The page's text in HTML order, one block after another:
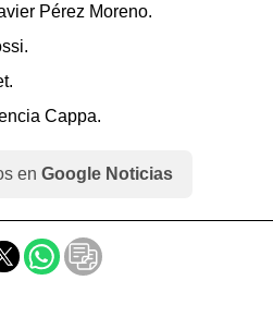
Pérez Moreno.
Cappa.
en Google Noticias